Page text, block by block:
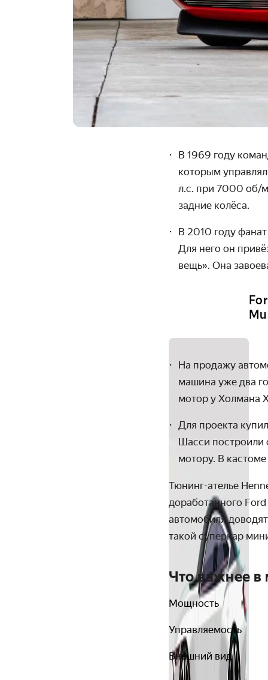
В 1969 году
которым
л.с. при 7000 об/
задние колёса.
В 2010 году
Для него он
вещь». Она
На продажу
машина уже два
мотор у Холмана
Для проекта
Шасси построили
мотору. В
Тюнинг-ателье
доработанного
автомобиля
такой суперкар
Что важнее
Мощность
Управляемость
Внешний вид